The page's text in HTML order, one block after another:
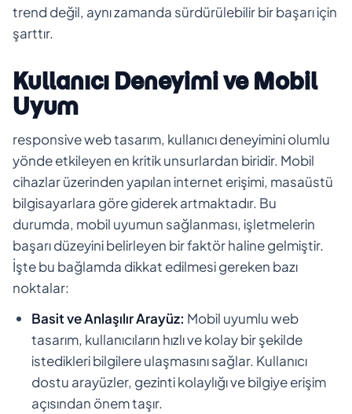
trend değil, aynı zamanda sürdürülebilir bir başarı için
şarttır.
Kullanıcı Deneyimi ve Mobil
Uyum
responsive web tasarım, kullanıcı deneyimini olumlu
yönde etkileyen en kritik unsurlardan biridir. Mobil
cihazlar üzerinden yapılan internet erişimi, masaüstü
bilgisayarlara göre giderek artmaktadır. Bu
durumda, mobil uyumun sağlanması, işletmelerin
başarı düzeyini belirleyen bir faktör haline gelmiştir.
İşte bu bağlamda dikkat edilmesi gereken bazı
noktalar:
Basit ve Anlaşılır Arayüz: Mobil uyumlu web
tasarım, kullanıcıların hızlı ve kolay bir şekilde
istedikleri bilgilere ulaşmasını sağlar. Kullanıcı
dostu arayüzler, gezinti kolaylığı ve bilgiye erişim
açısından önem taşır.